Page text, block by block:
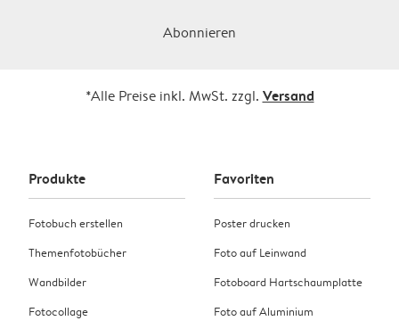
Abonnieren
*Alle Preise inkl. MwSt. zzgl. Versand
Produkte
Fotobuch erstellen
Themenfotobücher
Wandbilder
Fotocollage
Favoriten
Poster drucken
Foto auf Leinwand
Fotoboard Hartschaumplatte
Foto auf Aluminium